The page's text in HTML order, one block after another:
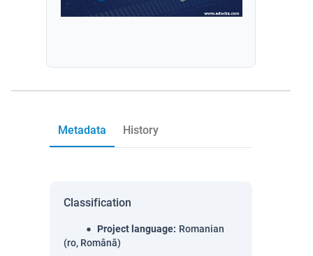
Metadata History
Classification
Project language: Romanian
(ro, Română)